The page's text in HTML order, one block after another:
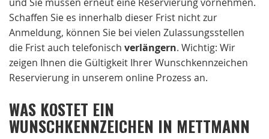
Schaffen Sie es innerhalb dieser Frist nicht zur
Anmeldung, können Sie bei vielen Zulassungsstellen
die Frist auch telefonisch verlängern. Wichtig: Wir
zeigen Ihnen die Gültigkeit Ihrer Wunschkennzeichen
Reservierung in unserem online Prozess an.
WAS KOSTET EIN
WUNSCHKENNZEICHEN IN METTMANN